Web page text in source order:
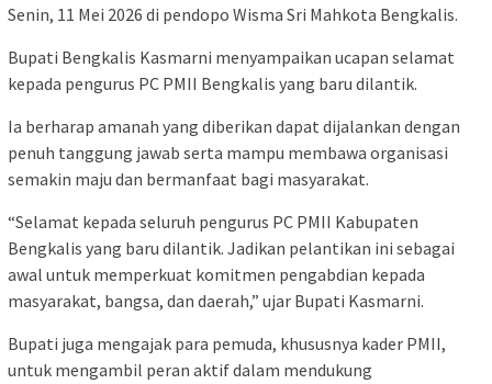
Senin, 11 Mei 2026 di pendopo Wisma Sri Mahkota Bengkalis.
Bupati Bengkalis Kasmarni menyampaikan ucapan selamat
kepada pengurus PC PMII Bengkalis yang baru dilantik.
Ia berharap amanah yang diberikan dapat dijalankan dengan
penuh tanggung jawab serta mampu membawa organisasi
semakin maju dan bermanfaat bagi masyarakat.
“Selamat kepada seluruh pengurus PC PMII Kabupaten
Bengkalis yang baru dilantik. Jadikan pelantikan ini sebagai
awal untuk memperkuat komitmen pengabdian kepada
masyarakat, bangsa, dan daerah,” ujar Bupati Kasmarni.
Bupati juga mengajak para pemuda, khususnya kader PMII,
untuk mengambil peran aktif dalam mendukung